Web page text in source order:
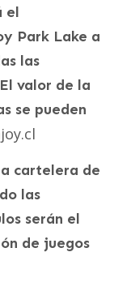
el
Park Lake a
las
valor de la
se pueden
cartelera de
las
serán el
de juegos